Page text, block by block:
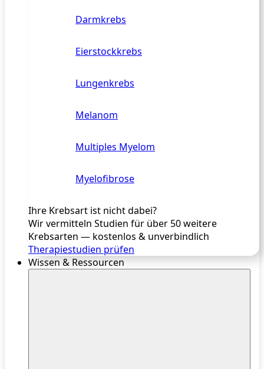
Darmkrebs
Eierstockkrebs
Lungenkrebs
Melanom
Multiples Myelom
Myelofibrose
Ihre Krebsart ist nicht dabei?
Wir vermitteln Studien für über 50 weitere
Krebsarten — kostenlos & unverbindlich
Therapiestudien prüfen
Wissen & Ressourcen